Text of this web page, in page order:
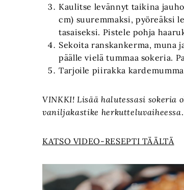
Kaulitse levännyt taikina
cm) suuremmaksi, pyöreäksi
tasaiseksi. Pistele pohja
Sekoita ranskankerma, muna
päälle vielä tummaa sokeria.
Tarjoile piirakka
VINKKI! Lisää halutessasi sokeria
vaniljakastike herkutteluvaiheessa.
KATSO VIDEO-RESEPTI TÄÄLTÄ